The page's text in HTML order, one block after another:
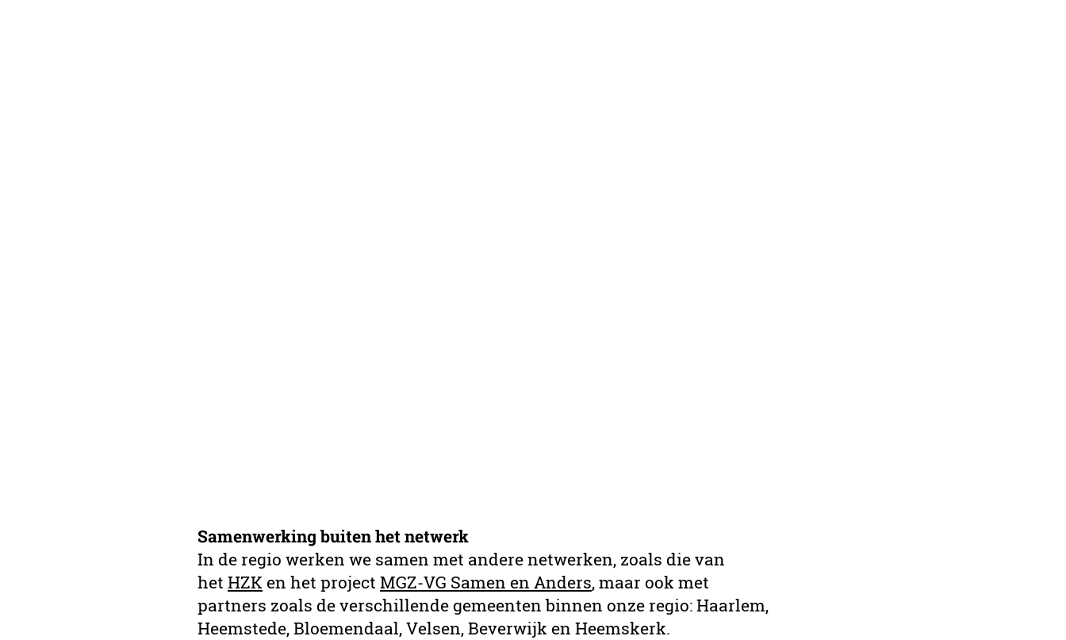
Samenwerking buiten het netwerk
In de regio werken we samen met andere netwerken, zoals die van
het HZK en het project MGZ-VG Samen en Anders, maar ook met
partners zoals de verschillende gemeenten binnen onze regio: Haarlem,
Heemstede, Bloemendaal, Velsen, Beverwijk en Heemskerk.